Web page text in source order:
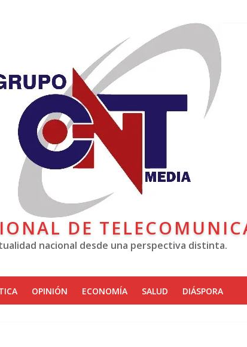
DE
nacional desde una perspectiva distinta.
OPINIÓN ECONOMÍA SALUD DIÁSPORA